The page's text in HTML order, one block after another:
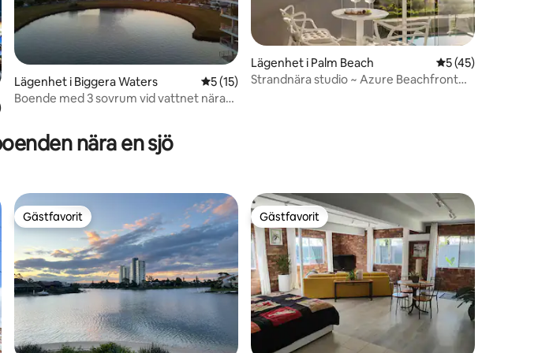
genomsnittligt betyg, 18 omdömen
Lägenhet i Biggera Waters 5 av 5 i genomsnittligt betyg, 15 omdömen
5 (15)
Boende med 3 sovrum vid vattnet nära
Lägenhet i Palm Beach 5 av 5 i
5 (45)
Strandnära studio ~ Azure Beachfront
nära en sjö
Gästfavorit
Gästfavorit Gästfavorit
Gästfavorit